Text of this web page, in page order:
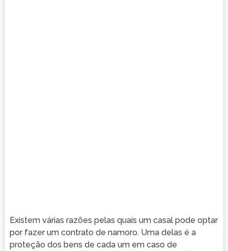
Existem várias razões pelas quais um casal pode optar
por fazer um contrato de namoro. Uma delas é a
proteção dos bens de cada um em caso de